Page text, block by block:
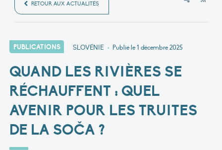
RETOUR AUX ACTUALITÉS
PUBLICATIONS SLOVÉNIE • Publié le1 décembre 2025
QUAND LES RIVIÈRES SE
RÉCHAUFFENT : QUEL
AVENIR POUR LES TRUITES
DE LA SOČA ?